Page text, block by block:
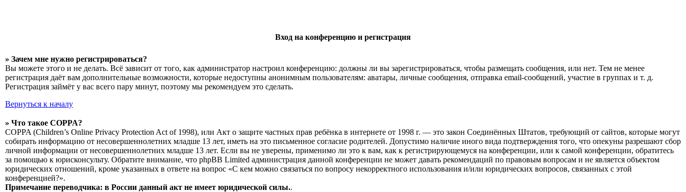
Вход на конференцию и регистрация
» Зачем мне нужно регистрироваться?
Вы можете этого и не делать. Всё зависит от того, как администратор настроил конференцию: должны ли вы зарегистрироваться, чтобы размещать сообщения, или нет. Тем не менее
регистрация даёт вам дополнительные возможности, которые недоступны анонимным пользователям: аватары, личные сообщения, отправка email-сообщений, участие в группах и т. д.
Регистрация займёт у вас всего пару минут, поэтому мы рекомендуем это сделать.
Вернуться к началу
» Что такое COPPA?
COPPA (Children’s Online Privacy Protection Act of 1998), или Акт о защите частных прав ребёнка в интернете от 1998 г. — это закон Соединённых Штатов, требующий от сайтов, которые могут
собирать информацию от несовершеннолетних младше 13 лет, иметь на это письменное согласие родителей. Допустимо наличие иного вида подтверждения того, что опекуны разрешают сбор
личной информации от несовершеннолетних младше 13 лет. Если вы не уверены, применимо ли это к вам, как к регистрирующемуся на конференции, или к самой конференции, обратитесь
за помощью к юрисконсульту. Обратите внимание, что phpBB Limited администрация данной конференции не может давать рекомендаций по правовым вопросам и не является объектом
юридических отношений, кроме указанных в ответе на вопрос «С кем можно связаться по вопросу некорректного использования и/или юридических вопросов, связанных с этой
конференцией?».
Примечание переводчика: в России данный акт не имеет юридической силы..